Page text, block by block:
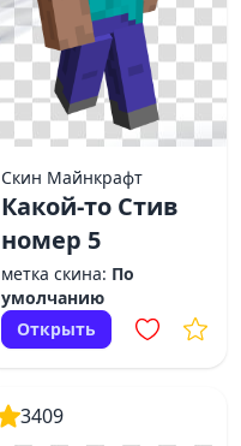
Скин Майнкрафт
Какой-то Стив
номер 5
метка скина: По
умолчанию
Открыть
3409